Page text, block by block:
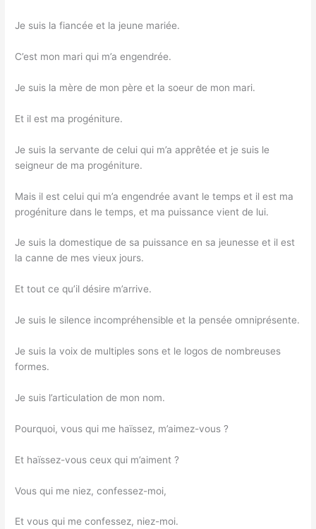
Je suis la fiancée et la jeune mariée.
C’est mon mari qui m’a engendrée.
Je suis la mère de mon père et la soeur de mon mari.
Et il est ma progéniture.
Je suis la servante de celui qui m’a apprêtée et je suis le
seigneur de ma progéniture.
Mais il est celui qui m’a engendrée avant le temps et il est ma
progéniture dans le temps, et ma puissance vient de lui.
Je suis la domestique de sa puissance en sa jeunesse et il est
la canne de mes vieux jours.
Et tout ce qu’il désire m’arrive.
Je suis le silence incompréhensible et la pensée omniprésente.
Je suis la voix de multiples sons et le logos de nombreuses
formes.
Je suis l’articulation de mon nom.
Pourquoi, vous qui me haïssez, m’aimez-vous ?
Et haïssez-vous ceux qui m’aiment ?
Vous qui me niez, confessez-moi,
Et vous qui me confessez, niez-moi.